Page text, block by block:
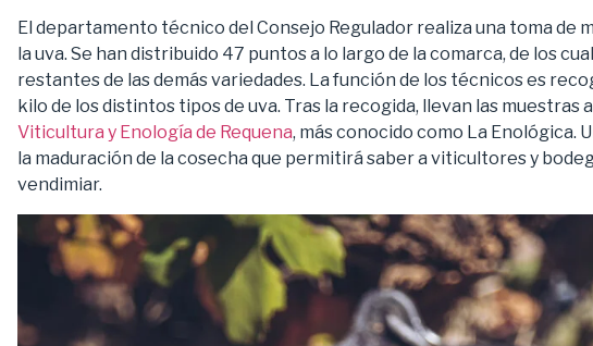
El departamento técnico del Consejo Regulador realiza una toma de
la uva. Se han distribuido 47 puntos a lo largo de la comarca, de los
restantes de las demás variedades. La función de los técnicos es
kilo de los distintos tipos de uva. Tras la recogida, llevan las muestras al
Viticultura y Enología de Requena, más conocido como La Enológica.
la maduración de la cosecha que permitirá saber a viticultores y
vendimiar.